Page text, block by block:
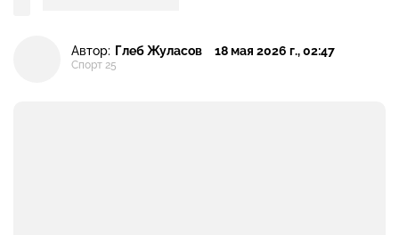
Автор: Глеб Жуласов
Спорт 25
18 мая 2026 г., 02:47